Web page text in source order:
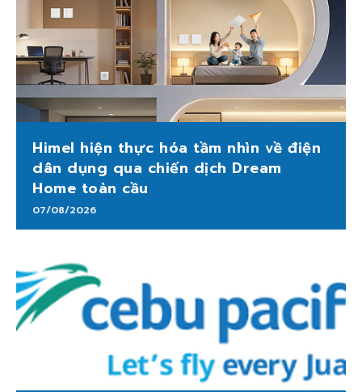
Himel hiện thực hóa tầm nhìn về điện
dân dụng qua chiến dịch Dream
Home toàn cầu
07/08/2026